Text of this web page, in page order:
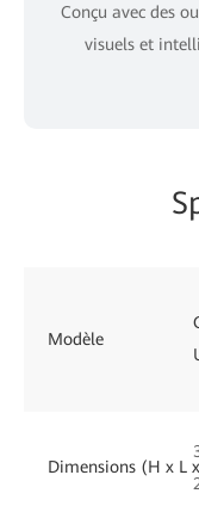
Conçu avec des
visuels et
Modèle
Dimensions (H x L